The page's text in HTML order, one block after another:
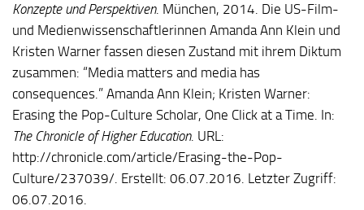
Konzepte und Perspektiven. München, 2014. Die US-Film-
und Medienwissenschaftlerinnen Amanda Ann Klein und
Kristen Warner fassen diesen Zustand mit ihrem Diktum
zusammen: “Media matters and media has
consequences.” Amanda Ann Klein; Kristen Warner:
Erasing the Pop-Culture Scholar, One Click at a Time. In:
The Chronicle of Higher Educa­tion. URL:
http://chronicle.com/article/Erasing-the-Pop-
Culture/237039/. Erstellt: 06.07.2016. Letzter Zugriff:
06.07.2016.